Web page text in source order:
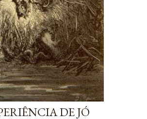
DE JÓ